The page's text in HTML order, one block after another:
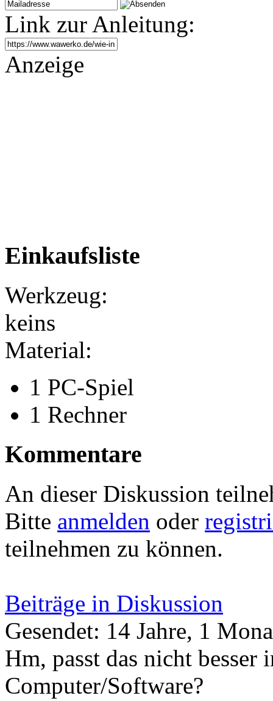
Link zur Anleitung:
Anzeige
Einkaufsliste
Werkzeug:
keins
Material:
1 PC-Spiel
1 Rechner
Kommentare
An dieser Diskussion
Bitte anmelden oder
teilnehmen zu können.
Beiträge in Diskussion
Gesendet: 14 Jahre, 1
Hm, passt das nicht besser
Computer/Software?